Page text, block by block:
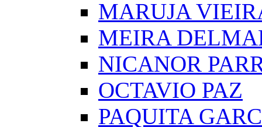
MARUJA
MEIRA
NICANOR
OCTAVIO PAZ
PAQUITA